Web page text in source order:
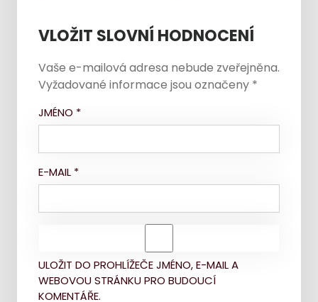
VLOŽIT SLOVNÍ HODNOCENÍ
Vaše e-mailová adresa nebude zveřejněna.
Vyžadované informace jsou označeny *
JMÉNO *
E-MAIL *
ULOŽIT DO PROHLÍŽEČE JMÉNO, E-MAIL A
WEBOVOU STRÁNKU PRO BUDOUCÍ
KOMENTÁŘE.